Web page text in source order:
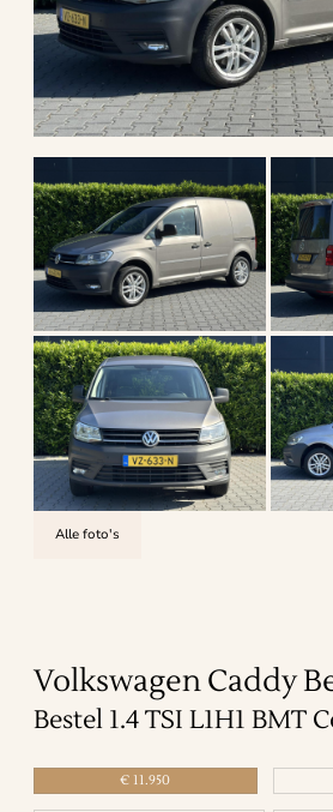
Alle foto's
VolkswagenCaddy
Bestel 1.4 TSI L1H1 BMT
€ 11.950